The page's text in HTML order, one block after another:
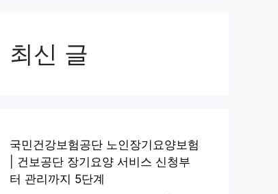
최신 글
국민건강보험공단 노인장기요양보험
| 건보공단 장기요양 서비스 신청부
터 관리까지 5단계